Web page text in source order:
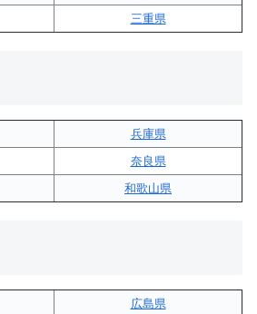
三重県
兵庫県
奈良県
和歌山県
広島県